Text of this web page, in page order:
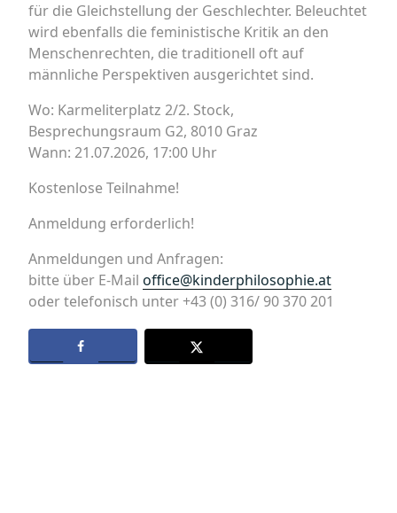
für die Gleichstellung der Geschlechter. Beleuchtet
wird ebenfalls die feministische Kritik an den
Menschenrechten, die traditionell oft auf
männliche Perspektiven ausgerichtet sind.
Wo: Karmeliterplatz 2/2. Stock,
Besprechungsraum G2, 8010 Graz
Wann: 21.07.2026, 17:00 Uhr
Kostenlose Teilnahme!
Anmeldung erforderlich!
Anmeldungen und Anfragen:
bitte über E-Mail office@kinderphilosophie.at
oder telefonisch unter +43 (0) 316/ 90 370 201